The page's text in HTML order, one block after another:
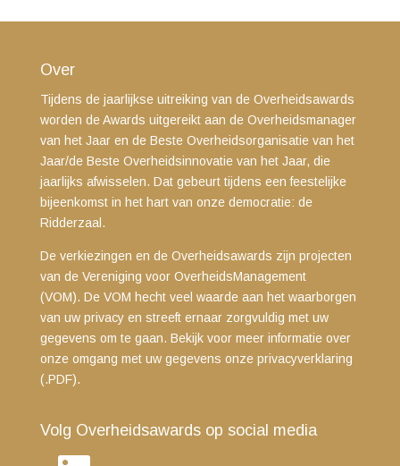
Over
Tijdens de jaarlijkse uitreiking van de Overheidsawards
worden de Awards uitgereikt aan de Overheidsmanager
van het Jaar en de Beste Overheidsorganisatie van het
Jaar/de Beste Overheidsinnovatie van het Jaar, die
jaarlijks afwisselen. Dat gebeurt tijdens een feestelijke
bijeenkomst in het hart van onze democratie: de
Ridderzaal.
De verkiezingen en de Overheidsawards zijn projecten
van de Vereniging voor OverheidsManagement
(VOM). De VOM hecht veel waarde aan het waarborgen
van uw privacy en streeft ernaar zorgvuldig met uw
gegevens om te gaan. Bekijk voor meer informatie over
onze omgang met uw gegevens onze privacyverklaring
(.PDF).
Volg Overheidsawards op social media
LinkedIn